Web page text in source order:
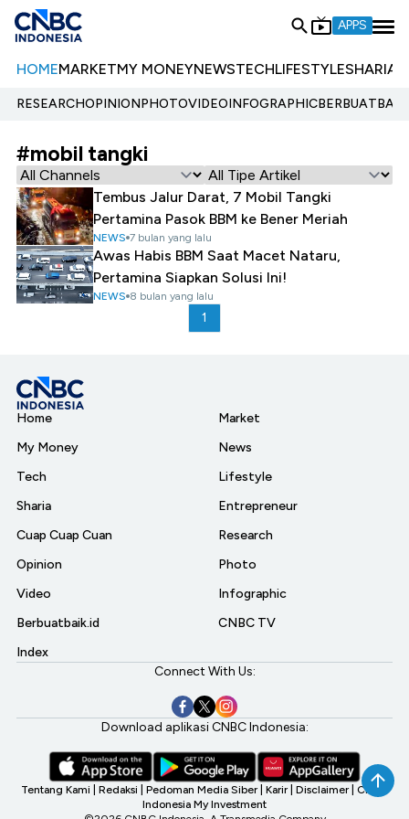
APPS
HOMEMARKETMY MONEYNEWSTECHLIFESTYLESHARIA
RESEARCHOPINIONPHOTOVIDEOINFOGRAPHIC
#mobil tangki
Tembus Jalur Darat, 7 Mobil Tangki
Pertamina Pasok BBM ke Bener Meriah
NEWS 7 bulan yang lalu
Awas Habis BBM Saat Macet Nataru,
Pertamina Siapkan Solusi Ini!
NEWS 8 bulan yang lalu
1
Home
My Money
Tech
Sharia
Cuap Cuap Cuan
Opinion
Video
Berbuatbaik.id
Index
Market
News
Lifestyle
Entrepreneur
Research
Photo
Infographic
CNBC TV
Connect With Us:
Download aplikasi CNBC Indonesia:
Tentang Kami Redaksi Pedoman Media Siber Karir Disclaimer CNBC
Indonesia My Investment